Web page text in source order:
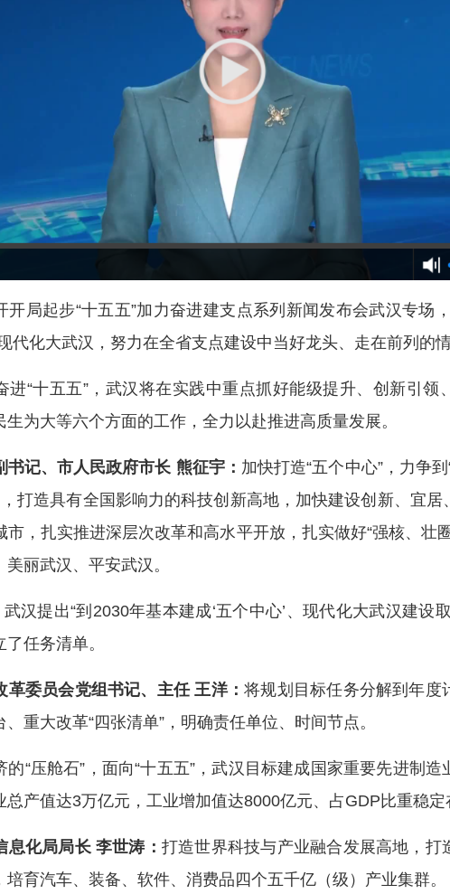
开局起步“十五五”加力奋进建支点系列新闻发布会武汉专场
代化大武汉，努力在全省支点建设中当好龙头、走在前列的情
进“十五五”，武汉将在实践中重点抓好能级提升、创新引领
为大等六个方面的工作，全力以赴推进高质量发展。
书记、市人民政府市长 熊征宇： 加快打造“五个中心”，力争
打造具有全国影响力的科技创新高地，加快建设创新、宜居
市，扎实推进深层次改革和高水平开放，扎实做好“强核、壮
丽武汉、平安武汉。
武汉提出“到2030年基本建成‘五个中心’、现代化大武汉建设
任务清单。
革委员会党组书记、主任 王洋：将规划目标任务分解到年度
重大改革“四张清单”，明确责任单位、时间节点。
的“压舱石”，面向“十五五”，武汉目标建成国家重要先进制
产值达3万亿元，工业增加值达8000亿元、占GDP比重稳定
息化局局长 李世涛： 打造世界科技与产业融合发展高地，打
培育汽车、装备、软件、消费品四个五千亿（级）产业集群。